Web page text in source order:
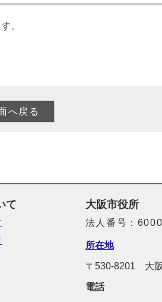
。
て 大阪市役所
法人番号：
所在地
〒530-8201 大
電話